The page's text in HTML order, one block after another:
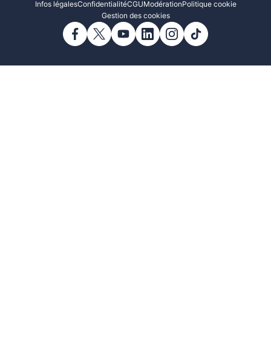
Infos légalesConfidentialitéCGUModérationPolitique cookie
Gestion des cookies